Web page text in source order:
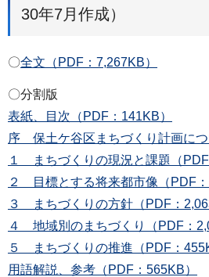
30年7月作成）
〇全文（PDF：7,267KB）
〇分割版
表紙、目次（PDF：141KB）
序 保土ケ谷区まちづくり計画につ
１ まちづくりの現況と課題（PDF
２ 目標とする将来都市像（PDF：
３ まちづくりの方針（PDF：
４ 地域別のまちづくり（PDF：
５ まちづくりの推進（PDF：
用語解説、参考（PDF：565KB）